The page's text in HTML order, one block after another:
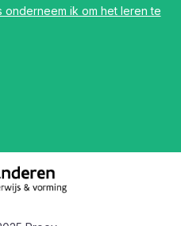
ik om het leren te